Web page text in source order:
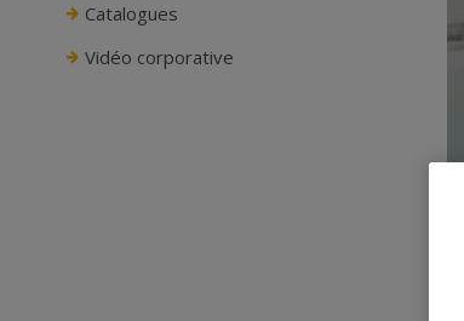
Catalogues
Vidéo corporative